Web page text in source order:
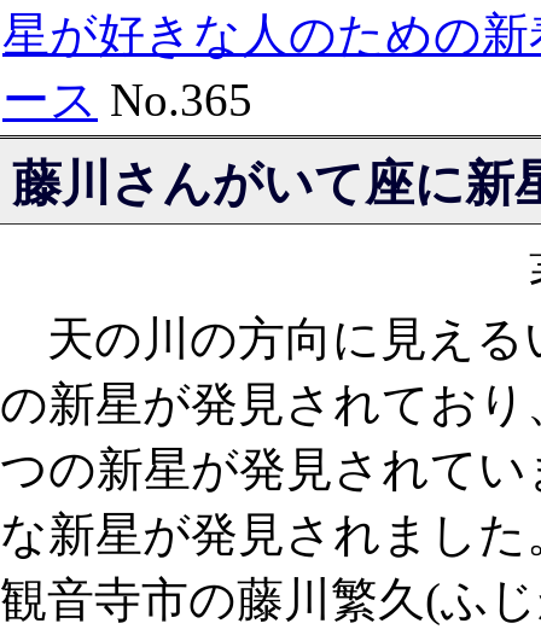
星が好きな人のための新
ース No.365
藤川さんがいて座に新
天の川の方向に見える
の新星が発見されてお
つの新星が発見されて
な新星が発見されまし
観音寺市の藤川繁久(ふ